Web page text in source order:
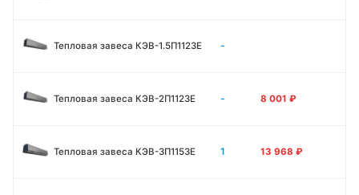
Тепловая завеса КЭВ-1.5П1123E -
Тепловая завеса КЭВ-2П1123E - 8 001 ₽
Тепловая завеса КЭВ-3П1153E 1 13 968 ₽